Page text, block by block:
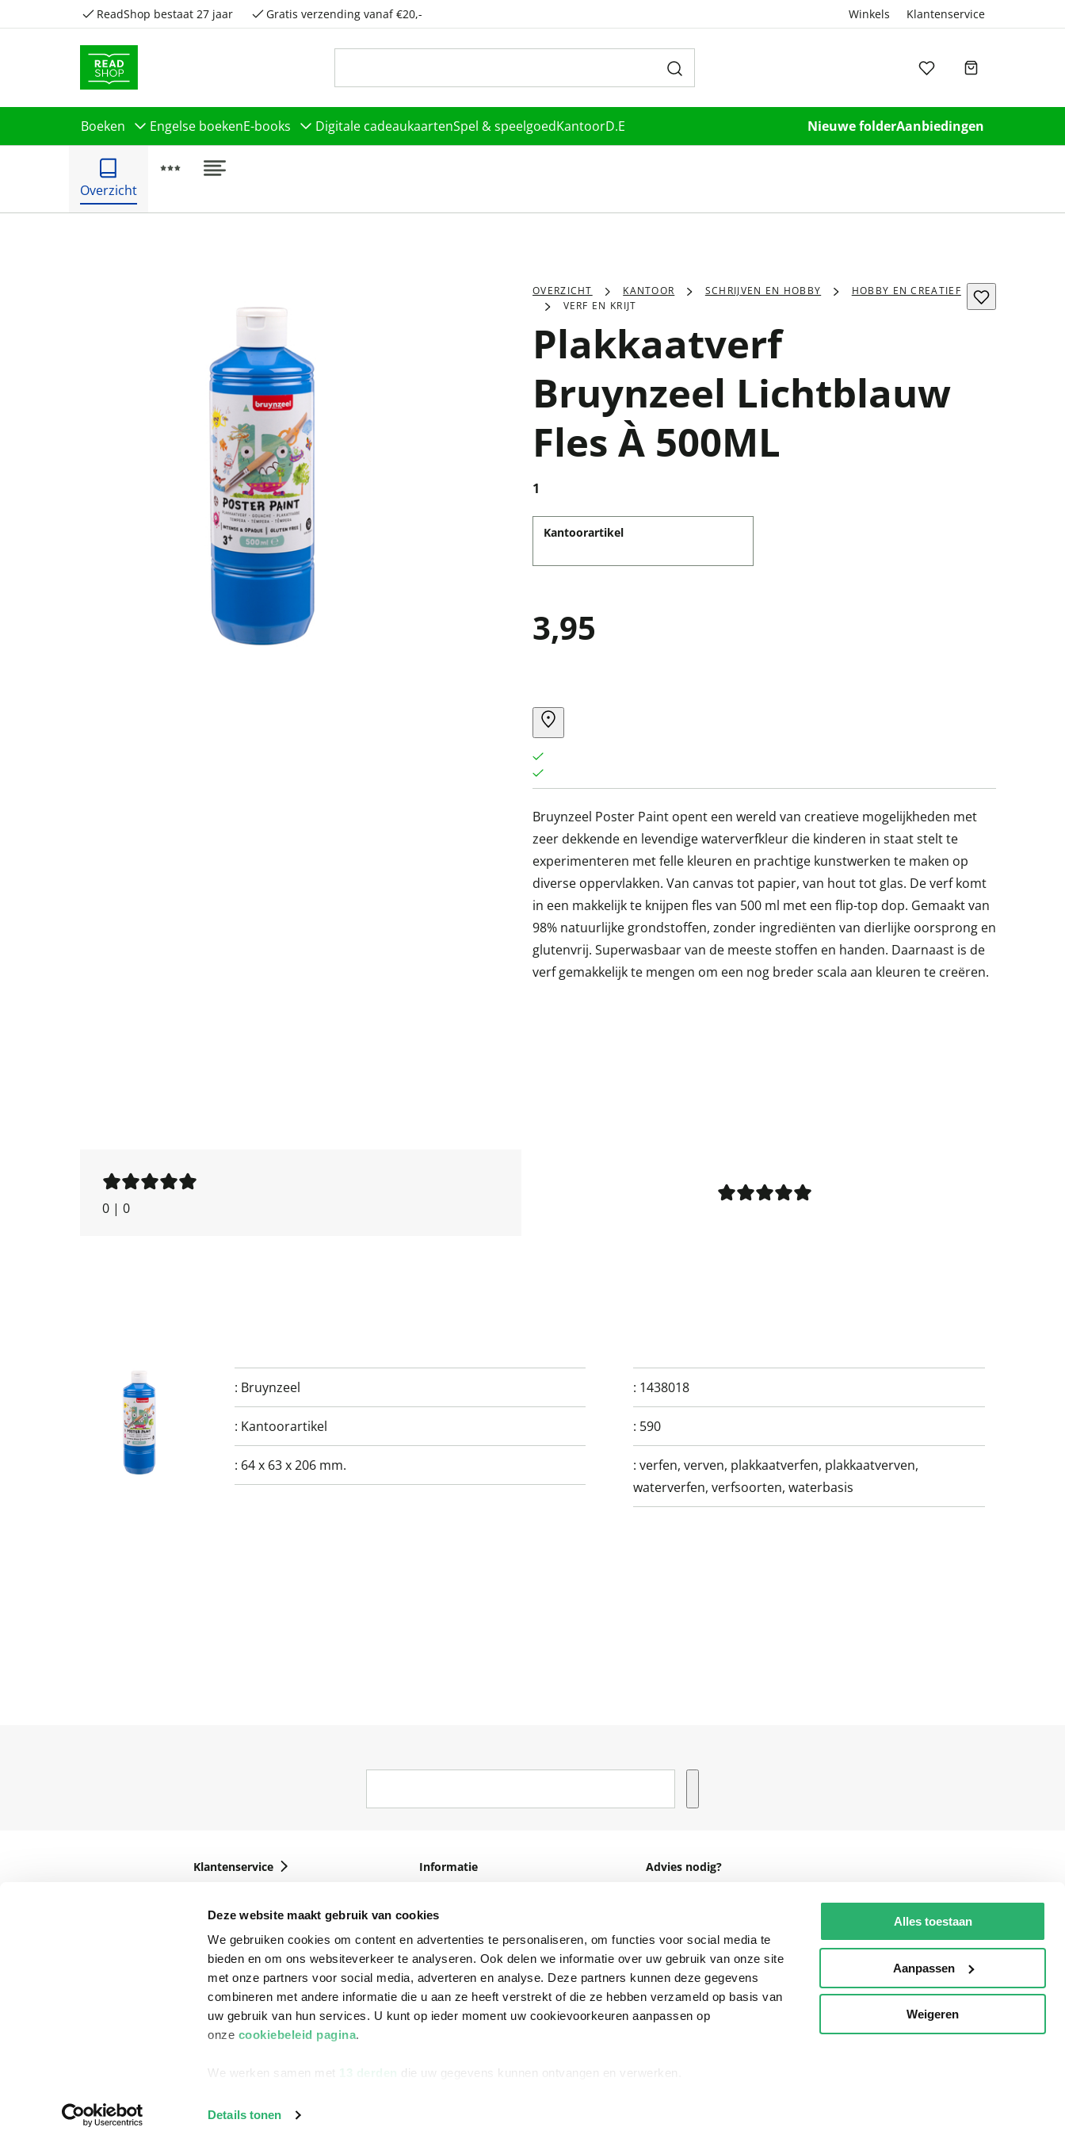
Deze website maakt gebruik van cookies
We gebruiken cookies om content en advertenties te personaliseren, om functies voor social media te
bieden en om ons websiteverkeer te analyseren. Ook delen we informatie over uw gebruik van onze site
met onze partners voor social media, adverteren en analyse. Deze partners kunnen deze gegevens
combineren met andere informatie die u aan ze heeft verstrekt of die ze hebben verzameld op basis van
uw gebruik van hun services. U kunt op ieder moment uw cookievoorkeuren aanpassen op
onze cookiebeleid pagina.
We werken samen met 13 derden die uw gegevens kunnen ontvangen en verwerken.
Details tonen
Alles toestaan
Aanpassen
Weigeren
ReadShop bestaat 27 jaar Gratis verzending vanaf €20,- Winkels Klantenservice
Boeken Engelse boekenE-books Digitale cadeaukaartenSpel & speelgoedKantoorD.E Nieuwe folderAanbiedingen
Overzicht
OVERZICHT KANTOOR SCHRIJVEN EN HOBBY
HOBBY EN CREATIEF
VERF EN KRIJT
Plakkaatverf
Bruynzeel Lichtblauw
Fles À 500ML
1
Kantoorartikel
3,95
Bruynzeel Poster Paint opent een wereld van creatieve mogelijkheden met
zeer dekkende en levendige waterverfkleur die kinderen in staat stelt te
experimenteren met felle kleuren en prachtige kunstwerken te maken op
diverse oppervlakken. Van canvas tot papier, van hout tot glas. De verf komt
in een makkelijk te knijpen fles van 500 ml met een flip-top dop. Gemaakt van
98% natuurlijke grondstoffen, zonder ingrediënten van dierlijke oorsprong en
glutenvrij. Superwasbaar van de meeste stoffen en handen. Daarnaast is de
verf gemakkelijk te mengen om een nog breder scala aan kleuren te creëren.
0 | 0
: Bruynzeel : 1438018
: Kantoorartikel : 590
: 64 x 63 x 206 mm. :verfen, verven, plakkaatverfen, plakkaatverven,
waterverfen, verfsoorten, waterbasis
Klantenservice
Bezorging
Betalen
Retourneren
Veelgestelde vragen
Informatie
Vacatures
Winkels en openingstijden
Cadeaukaart
Ondernemer worden
Advies nodig?
088 - 133 84 32